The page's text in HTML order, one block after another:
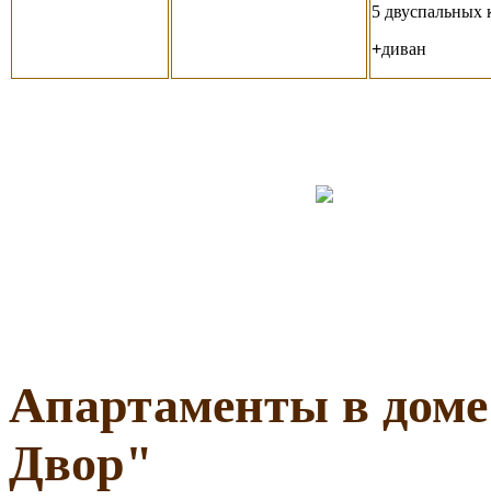
5 двуспальных
+диван
Апартаменты в
Двор"